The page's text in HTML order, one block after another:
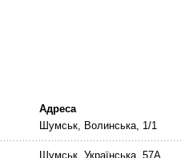
Адреса
Шумськ, Волинська, 1/1
Шумськ, Українська, 57А